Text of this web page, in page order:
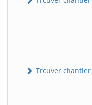
Trouver